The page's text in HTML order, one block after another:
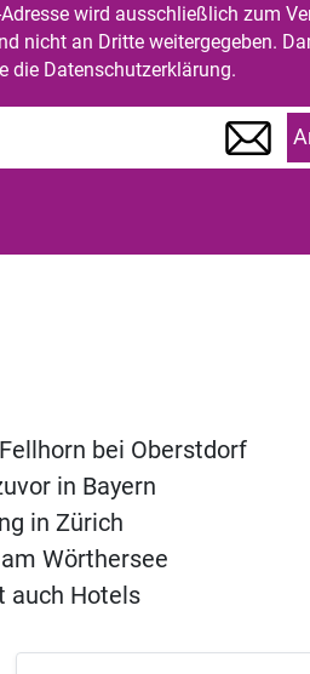
wird ausschließlich zum
nicht an Dritte weitergegeben.
die Datenschutzerklärung.
bei Oberstdorf
in Bayern
in Zürich
Wörthersee
auch Hotels